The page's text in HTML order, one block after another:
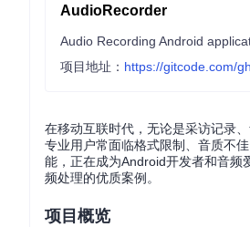
AudioRecorder
Audio Recording Android
项目地址： https://gitcode.com/
在移动互联时代，无论是采访记录
专业用户常面临格式限制、音质不
能，正在成为Android开发者和音频
频处理的优质案例。
项目概览